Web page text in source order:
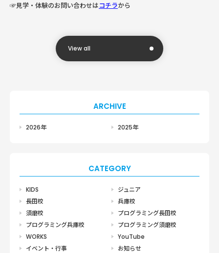
☞見学・体験のお問い合わせはコチラから
View all
ARCHIVE
2026年 2025年
CATEGORY
KIDS
ジュニア
長田校
兵庫校
須磨校
プログラミング長田校
プログラミング兵庫校
プログラミング須磨校
WORKS
YouTube
イベント・行事
お知らせ